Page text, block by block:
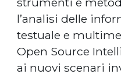
l’analisi delle
testuale e
Open Source
ai nuovi scenari